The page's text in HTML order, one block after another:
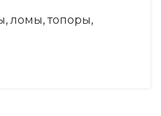
ломы, топоры,